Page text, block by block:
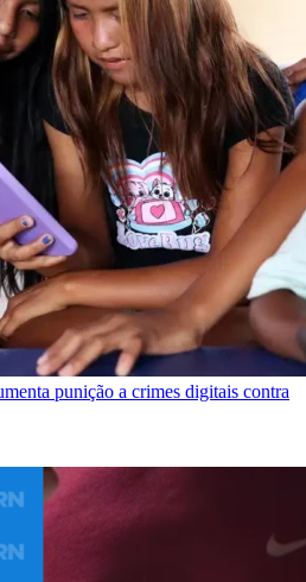
punição a crimes digitais contra